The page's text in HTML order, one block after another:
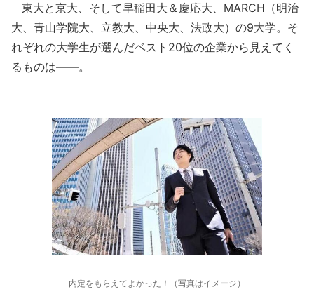
東大と京大、そして早稲田大＆慶応大、MARCH（明治
大、青山学院大、立教大、中央大、法政大）の9大学。そ
れぞれの大学生が選んだベスト20位の企業から見えてく
るものは――。
内定をもらえてよかった！（写真はイメージ）